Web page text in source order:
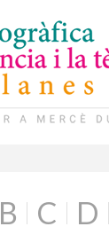
B C D